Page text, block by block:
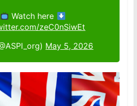
Watch here
zeC0nSiwEt
May 5, 2026